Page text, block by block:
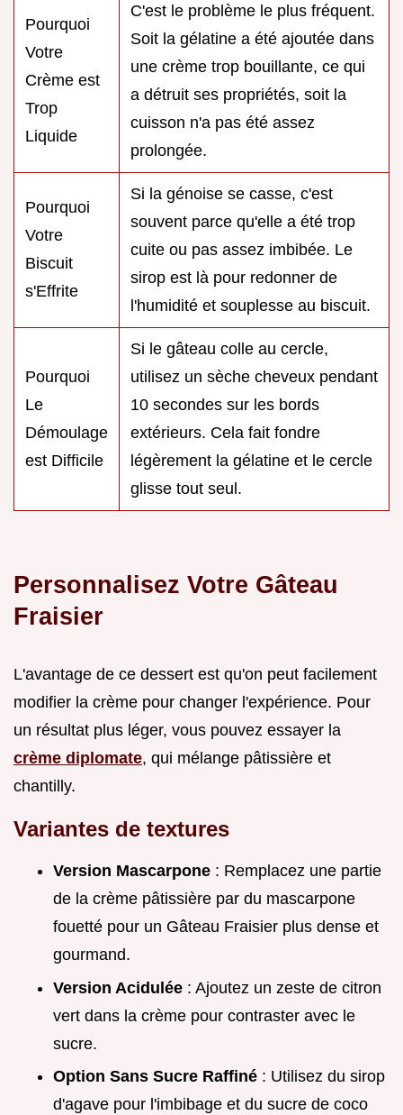
Pourquoi
Votre
Crème est
Trop
Liquide
C'est le problème le plus fréquent.
Soit la gélatine a été ajoutée dans
une crème trop bouillante, ce qui
a détruit ses propriétés, soit la
cuisson n'a pas été assez
prolongée.
Pourquoi
Votre
Biscuit
s'Effrite
Si la génoise se casse, c'est
souvent parce qu'elle a été trop
cuite ou pas assez imbibée. Le
sirop est là pour redonner de
l'humidité et souplesse au biscuit.
Pourquoi
Le
Démoulage
est Difficile
Si le gâteau colle au cercle,
utilisez un sèche cheveux pendant
10 secondes sur les bords
extérieurs. Cela fait fondre
légèrement la gélatine et le cercle
glisse tout seul.
Personnalisez Votre Gâteau
Fraisier
L'avantage de ce dessert est qu'on peut facilement
modifier la crème pour changer l'expérience. Pour
un résultat plus léger, vous pouvez essayer la
crème diplomate, qui mélange pâtissière et
chantilly.
Variantes de textures
Version Mascarpone : Remplacez une partie
de la crème pâtissière par du mascarpone
fouetté pour un Gâteau Fraisier plus dense et
gourmand.
Version Acidulée : Ajoutez un zeste de citron
vert dans la crème pour contraster avec le
sucre.
Option Sans Sucre Raffiné : Utilisez du sirop
d'agave pour l'imbibage et du sucre de coco